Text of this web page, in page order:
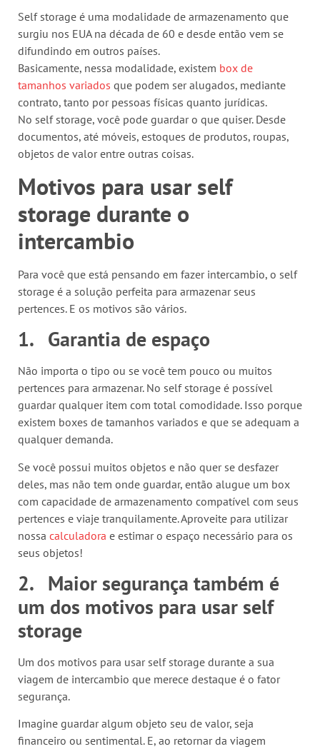
Self storage é uma modalidade de armazenamento que
surgiu nos EUA na década de 60 e desde então vem se
difundindo em outros países.
Basicamente, nessa modalidade, existem box de
tamanhos variados que podem ser alugados, mediante
contrato, tanto por pessoas físicas quanto jurídicas.
No self storage, você pode guardar o que quiser. Desde
documentos, até móveis, estoques de produtos, roupas,
objetos de valor entre outras coisas.
Motivos para usar self
storage durante o
intercambio
Para você que está pensando em fazer intercambio, o self
storage é a solução perfeita para armazenar seus
pertences. E os motivos são vários.
1. Garantia de espaço
Não importa o tipo ou se você tem pouco ou muitos
pertences para armazenar. No self storage é possível
guardar qualquer item com total comodidade. Isso porque
existem boxes de tamanhos variados e que se adequam a
qualquer demanda.
Se você possui muitos objetos e não quer se desfazer
deles, mas não tem onde guardar, então alugue um box
com capacidade de armazenamento compatível com seus
pertences e viaje tranquilamente. Aproveite para utilizar
nossa calculadora e estimar o espaço necessário para os
seus objetos!
2. Maior segurança também é
um dos motivos para usar self
storage
Um dos motivos para usar self storage durante a sua
viagem de intercambio que merece destaque é o fator
segurança.
Imagine guardar algum objeto seu de valor, seja
financeiro ou sentimental. E, ao retornar da viagem